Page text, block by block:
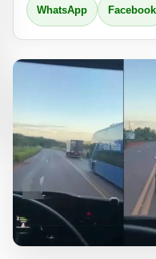
WhatsApp Facebook